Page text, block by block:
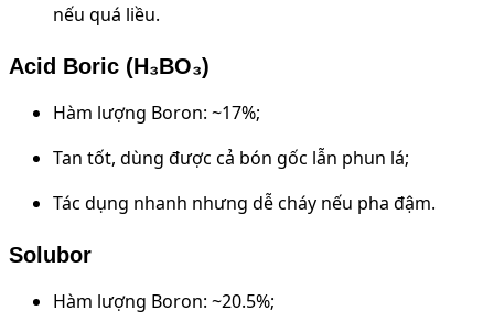
nếu quá liều.
Acid Boric (H₃BO₃)
Hàm lượng Boron: ~17%;
Tan tốt, dùng được cả bón gốc lẫn phun lá;
Tác dụng nhanh nhưng dễ cháy nếu pha đậm.
Solubor
Hàm lượng Boron: ~20.5%;